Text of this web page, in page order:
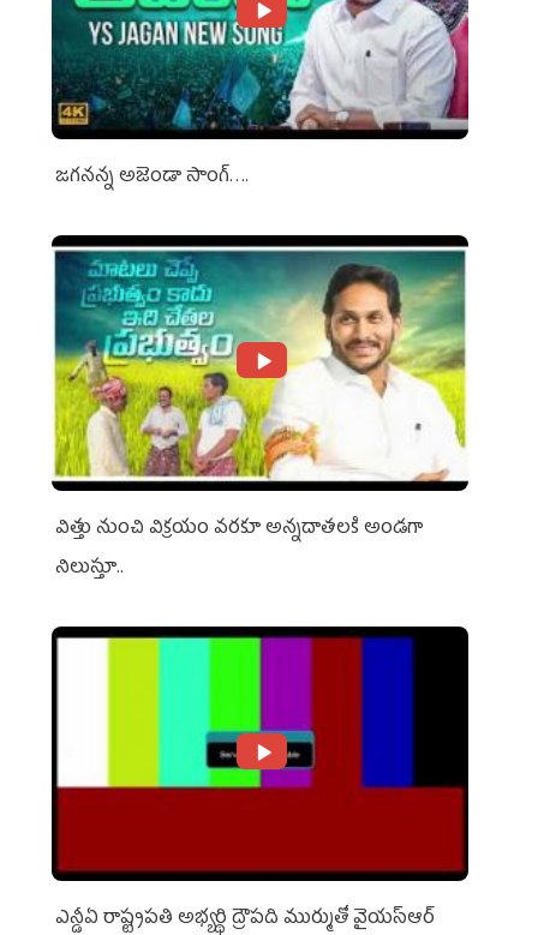
జగనన్న అజెండా సాంగ్….
విత్తు నుంచి విక్రయం వరకూ అన్నదాతలకి అండగా
నిలుస్తూ..
ఎన్డీఏ రాష్ట్ర‌ప‌తి అభ్య‌ర్థి ద్రౌప‌ది ముర్ముతో వైయ‌స్ఆర్